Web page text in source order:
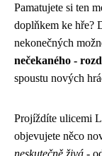
Pamatujete si ten
doplňkem ke hře?
nekonečných
nečekaného -
spoustu nových
Projíždíte ulicemi
objevujete něco
neskutečně živá -